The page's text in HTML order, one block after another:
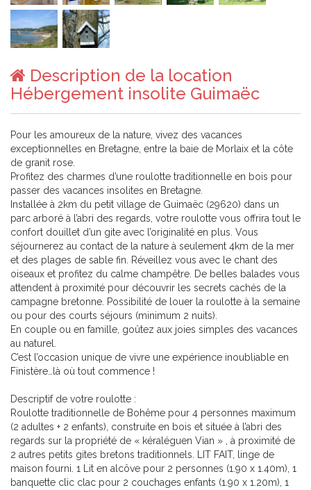
Description de la location
Hébergement insolite Guimaëc
Pour les amoureux de la nature, vivez des vacances
exceptionnelles en Bretagne, entre la baie de Morlaix et la côte
de granit rose.
Profitez des charmes d’une roulotte traditionnelle en bois pour
passer des vacances insolites en Bretagne.
Installée à 2km du petit village de Guimaëc (29620) dans un
parc arboré à l’abri des regards, votre roulotte vous offrira tout le
confort douillet d’un gite avec l’originalité en plus. Vous
séjournerez au contact de la nature à seulement 4km de la mer
et des plages de sable fin. Réveillez vous avec le chant des
oiseaux et profitez du calme champêtre. De belles balades vous
attendent à proximité pour découvrir les secrets cachés de la
campagne bretonne. Possibilité de louer la roulotte à la semaine
ou pour des courts séjours (minimum 2 nuits).
En couple ou en famille, goûtez aux joies simples des vacances
au naturel.
C’est l’occasion unique de vivre une expérience inoubliable en
Finistère…là où tout commence !
Descriptif de votre roulotte :
Roulotte traditionnelle de Bohême pour 4 personnes maximum
(2 adultes + 2 enfants), construite en bois et située à l’abri des
regards sur la propriété de « kéraléguen Vian » , à proximité de
2 autres petits gites bretons traditionnels. LIT FAIT, linge de
maison fourni. 1 Lit en alcôve pour 2 personnes (1.90 x 1.40m), 1
banquette clic clac pour 2 couchages enfants (1.90 x 1.20m), 1